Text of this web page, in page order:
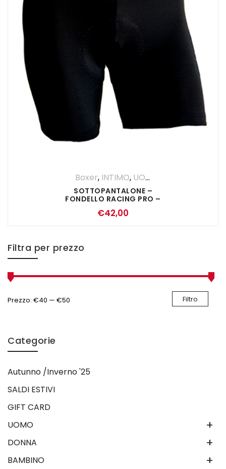
Boxer, INTIMO, UOMO
SOTTOPANTALONE –
FONDELLO RACING PRO –
NERO
€42,00
Filtra per prezzo
Filtro
Prezzo: €40 — €50
Categorie
Autunno /Inverno '25
SALDI ESTIVI
GIFT CARD
+
UOMO
+
DONNA
+
BAMBINO